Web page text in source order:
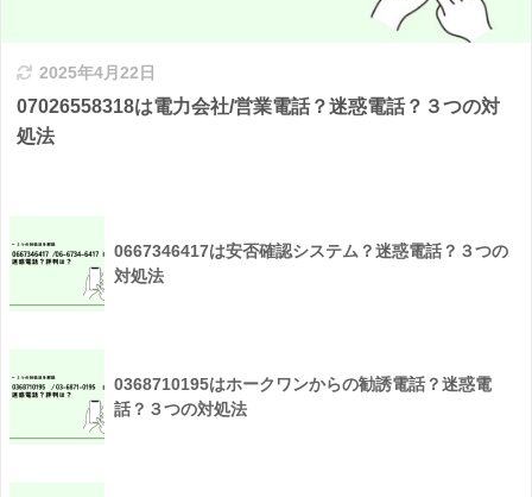
2025年4月22日
07026558318は電力会社/営業電話？迷惑電話？３つの対
処法
0667346417は安否確認システム？迷惑電話？３つの
対処法
0368710195はホークワンからの勧誘電話？迷惑電
話？３つの対処法